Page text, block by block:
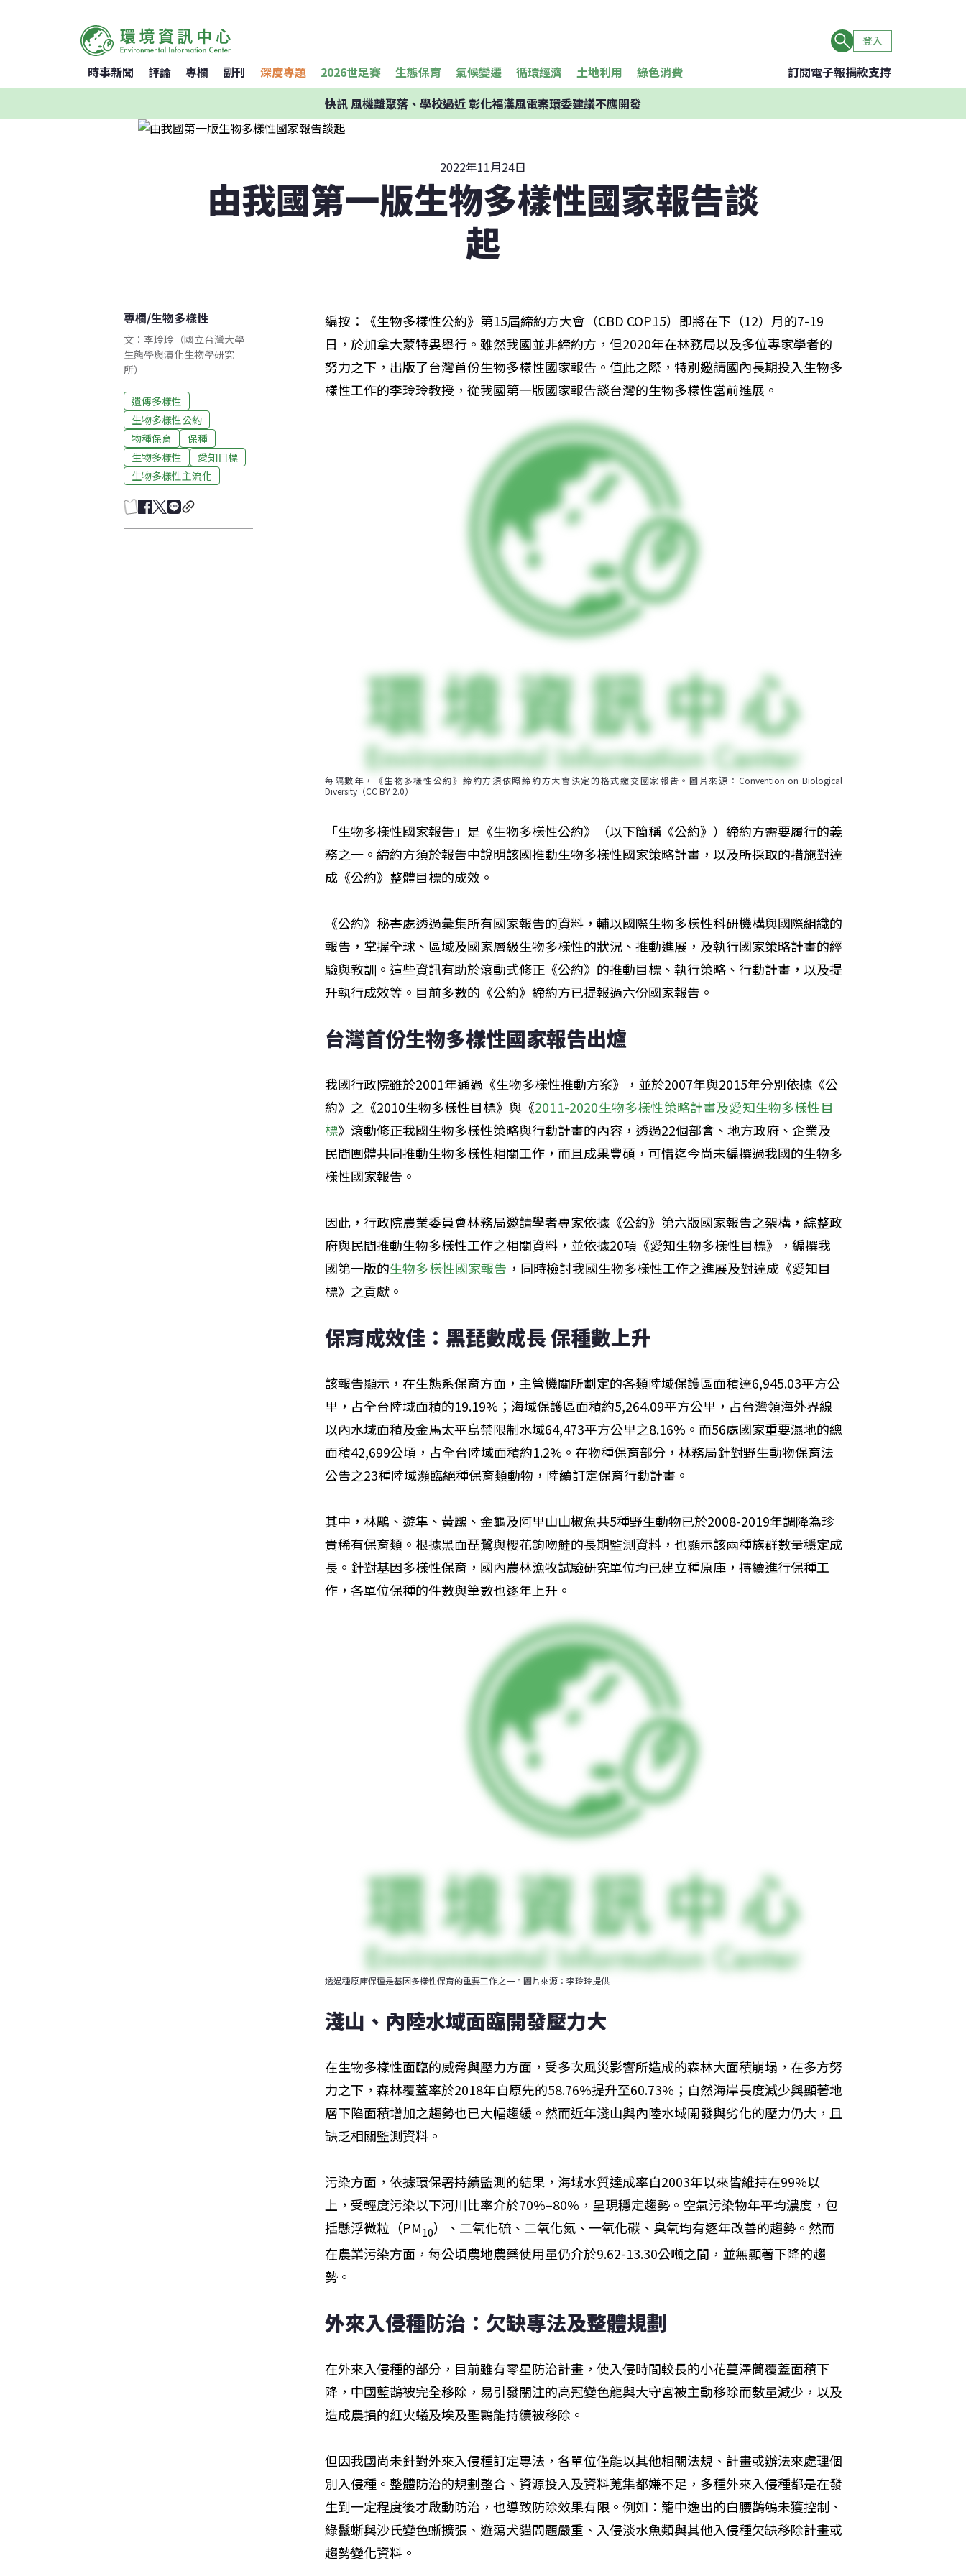
登入
時事新聞 評論 專欄 副刊 深度專題 2026世足賽 生態保育 氣候變遷 循環經濟 土地利用 綠色消費 訂閱電子報捐款支持
快訊風機離聚落、學校過近 彰化福漢風電案環委建議不應開發
2022年11月24日
由我國第一版生物多樣性國家報告談
起
專欄/生物多樣性
文：李玲玲（國立台灣大學
生態學與演化生物學研究
所）
遺傳多樣性
生物多樣性公約
物種保育
保種
生物多樣性
愛知目標
生物多樣性主流化
編按：《生物多樣性公約》第15屆締約方大會（CBD COP15）即將在下（12）月的7-19
日，於加拿大蒙特婁舉行。雖然我國並非締約方，但2020年在林務局以及多位專家學者的
努力之下，出版了台灣首份生物多樣性國家報告。值此之際，特別邀請國內長期投入生物多
樣性工作的李玲玲教授，從我國第一版國家報告談台灣的生物多樣性當前進展。
每隔數年，《生物多樣性公約》締約方須依照締約方大會決定的格式繳交國家報告。圖片來源：Convention on Biological
Diversity（CC BY 2.0）
「生物多樣性國家報告」是《生物多樣性公約》（以下簡稱《公約》）締約方需要履行的義
務之一。締約方須於報告中說明該國推動生物多樣性國家策略計畫，以及所採取的措施對達
成《公約》整體目標的成效。
《公約》秘書處透過彙集所有國家報告的資料，輔以國際生物多樣性科研機構與國際組織的
報告，掌握全球、區域及國家層級生物多樣性的狀況、推動進展，及執行國家策略計畫的經
驗與教訓。這些資訊有助於滾動式修正《公約》的推動目標、執行策略、行動計畫，以及提
升執行成效等。目前多數的《公約》締約方已提報過六份國家報告。
台灣首份生物多樣性國家報告出爐
我國行政院雖於2001年通過《生物多樣性推動方案》，並於2007年與2015年分別依據《公
約》之《2010生物多樣性目標》與《2011-2020生物多樣性策略計畫及愛知生物多樣性目
標》滾動修正我國生物多樣性策略與行動計畫的內容，透過22個部會、地方政府、企業及
民間團體共同推動生物多樣性相關工作，而且成果豐碩，可惜迄今尚未編撰過我國的生物多
樣性國家報告。
因此，行政院農業委員會林務局邀請學者專家依據《公約》第六版國家報告之架構，綜整政
府與民間推動生物多樣性工作之相關資料，並依據20項《愛知生物多樣性目標》，編撰我
國第一版的生物多樣性國家報告 ，同時檢討我國生物多樣性工作之進展及對達成《愛知目
標》之貢獻。
保育成效佳：黑琵數成長 保種數上升
該報告顯示，在生態系保育方面，主管機關所劃定的各類陸域保護區面積達6,945.03平方公
里，占全台陸域面積的19.19%；海域保護區面積約5,264.09平方公里，占台灣領海外界線
以內水域面積及金馬太平島禁限制水域64,473平方公里之8.16%。而56處國家重要濕地的總
面積42,699公頃，占全台陸域面積約1.2%。在物種保育部分，林務局針對野生動物保育法
公告之23種陸域瀕臨絕種保育類動物，陸續訂定保育行動計畫。
其中，林鵰、遊隼、黃鸝、金龜及阿里山山椒魚共5種野生動物已於2008-2019年調降為珍
貴稀有保育類。根據黑面琵鷺與櫻花鉤吻鮭的長期監測資料，也顯示該兩種族群數量穩定成
長。針對基因多樣性保育，國內農林漁牧試驗研究單位均已建立種原庫，持續進行保種工
作，各單位保種的件數與筆數也逐年上升。
透過種原庫保種是基因多樣性保育的重要工作之一。圖片來源：李玲玲提供
淺山、內陸水域面臨開發壓力大
在生物多樣性面臨的威脅與壓力方面，受多次風災影響所造成的森林大面積崩塌，在多方努
力之下，森林覆蓋率於2018年自原先的58.76%提升至60.73%；自然海岸長度減少與顯著地
層下陷面積增加之趨勢也已大幅趨緩。然而近年淺山與內陸水域開發與劣化的壓力仍大，且
缺乏相關監測資料。
污染方面，依據環保署持續監測的結果，海域水質達成率自2003年以來皆維持在99%以
上，受輕度污染以下河川比率介於70%–80%，呈現穩定趨勢。空氣污染物年平均濃度，包
括懸浮微粒（PM10）、二氧化硫、二氧化氮、一氧化碳、臭氧均有逐年改善的趨勢。然而
在農業污染方面，每公頃農地農藥使用量仍介於9.62-13.30公噸之間，並無顯著下降的趨
勢。
外來入侵種防治：欠缺專法及整體規劃
在外來入侵種的部分，目前雖有零星防治計畫，使入侵時間較長的小花蔓澤蘭覆蓋面積下
降，中國藍鵲被完全移除，易引發關注的高冠變色龍與大守宮被主動移除而數量減少，以及
造成農損的紅火蟻及埃及聖䴉能持續被移除。
但因我國尚未針對外來入侵種訂定專法，各單位僅能以其他相關法規、計畫或辦法來處理個
別入侵種。整體防治的規劃整合、資源投入及資料蒐集都嫌不足，多種外來入侵種都是在發
生到一定程度後才啟動防治，也導致防除效果有限。例如：籠中逸出的白腰鵲鴝未獲控制、
綠鬣蜥與沙氏變色蜥擴張、遊蕩犬貓問題嚴重、入侵淡水魚類與其他入侵種欠缺移除計畫或
趨勢變化資料。